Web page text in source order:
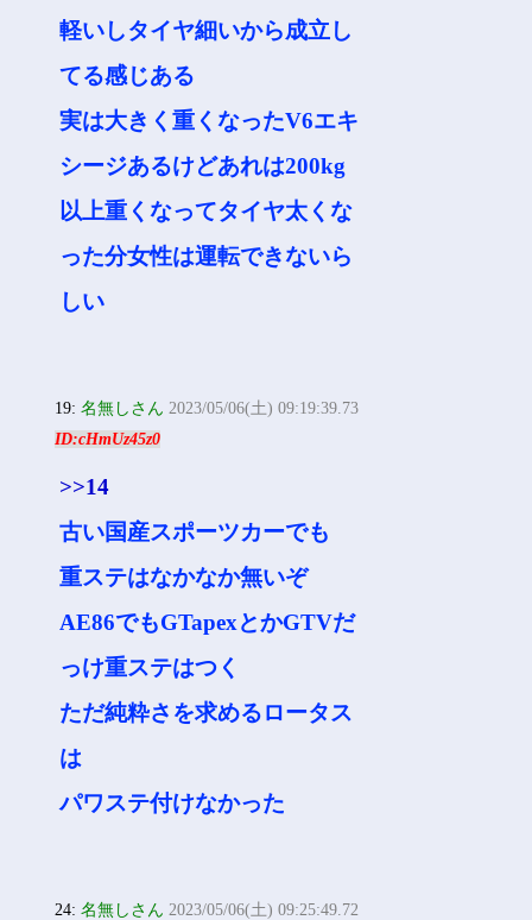
軽いしタイヤ細いから成立し
てる感じある
実は大きく重くなったV6エキ
シージあるけどあれは200kg
以上重くなってタイヤ太くな
った分女性は運転できないら
しい
19:名無しさん 2023/05/06(土) 09:19:39.73
ID:cHmUz45z0
>>14
古い国産スポーツカーでも
重ステはなかなか無いぞ
AE86でもGTapexとかGTVだ
っけ重ステはつく
ただ純粋さを求めるロータス
は
パワステ付けなかった
24:名無しさん 2023/05/06(土) 09:25:49.72